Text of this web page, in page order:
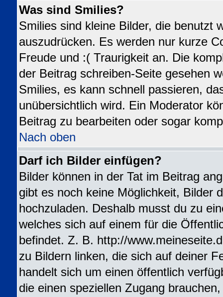
Was sind Smilies?
Smilies sind kleine Bilder, die benutzt
auszudrücken. Es werden nur kurze
Freude und :( Traurigkeit an. Die
der Beitrag schreiben-Seite gesehen
Smilies, es kann schnell passieren,
unübersichtlich wird. Ein Moderator
Beitrag zu bearbeiten oder sogar
Nach oben
Darf ich Bilder einfügen?
Bilder können in der Tat im Beitrag
gibt es noch keine Möglichkeit, Bilder
hochzuladen. Deshalb musst du zu
welches sich auf einem für die
befindet. Z. B. http://
zu Bildern linken, die sich auf deiner
handelt sich um einen öffentlich
die einen speziellen Zugang